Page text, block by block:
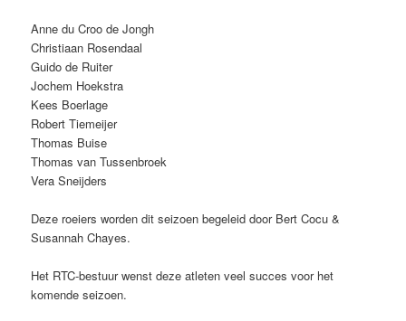
Anne du Croo de Jongh
Christiaan Rosendaal
Guido de Ruiter
Jochem Hoekstra
Kees Boerlage
Robert Tiemeijer
Thomas Buise
Thomas van Tussenbroek
Vera Sneijders
Deze roeiers worden dit seizoen begeleid door Bert Cocu &
Susannah Chayes.
Het RTC-bestuur wenst deze atleten veel succes voor het
komende seizoen.